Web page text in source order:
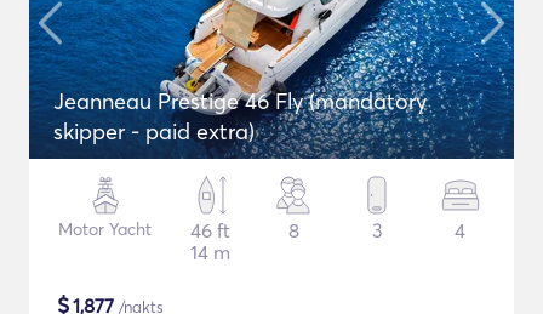
Jeanneau Prestige 46 Fly (mandatory
skipper - paid extra)
Motor Yacht
46 ft
14 m
8 3 4
$1,877 /nakts